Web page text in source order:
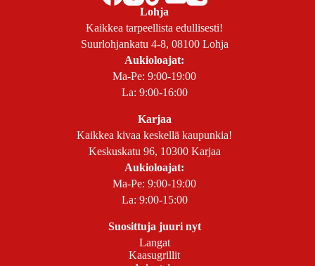
Lohja
Kaikkea tarpeellista edullisesti!
Suurlohjankatu 4-8, 08100 Lohja
Aukioloajat:
Ma-Pe: 9:00-19:00
La: 9:00-16:00
Karjaa
Kaikkea kivaa keskellä kaupunkia!
Keskuskatu 96, 10300 Karjaa
Aukioloajat:
Ma-Pe: 9:00-19:00
La: 9:00-15:00
Suosittuja juuri nyt
Langat
Kaasugrillit